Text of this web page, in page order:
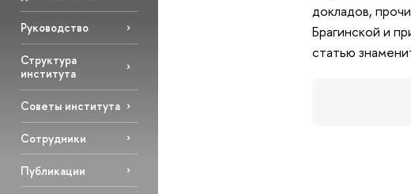
Руководство
Структура
института
Советы института
Сотрудники
Публикации
докладов,
Брагинской и
статью